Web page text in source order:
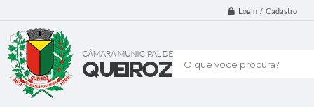
Login / Cadastro
O que voce procura?